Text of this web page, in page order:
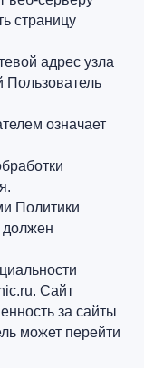
страницу
адрес узла
Пользователь
означает
Политики
должен
Сайт
за сайты
может перейти